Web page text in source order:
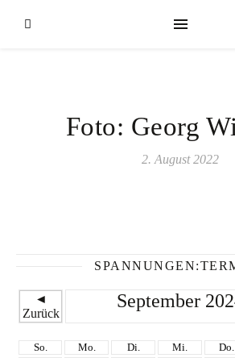
Foto: Georg
2. August 2022
◄
Zurück
September
So. Mo. Di. Mi. Do.